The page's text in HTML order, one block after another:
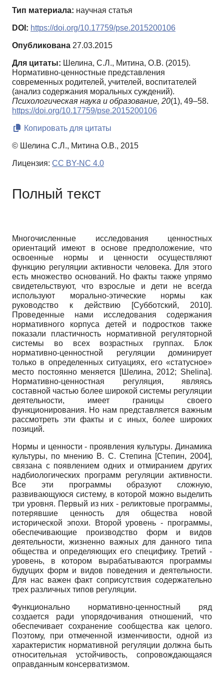
Тип материала: научная статья
DOI: https://doi.org/10.17759/pse.2015200106
Опубликована 27.03.2015
Для цитаты: Шелина, С.Л., Митина, О.В. (2015).
Нормативно-ценностные представления
современных родителей, учителей, воспитателей
(анализ содержания моральных суждений).
Психологическая наука и образование, 20(1), 49–58.
https://doi.org/10.17759/pse.2015200106
Копировать для цитаты
© Шелина С.Л., Митина О.В., 2015
Лицензия: CC BY-NC 4.0
Полный текст
Многочисленные исследования ценностных
ориентаций имеют в основе предположение, что
освоенные нормы и ценности осуществляют
функцию регуляции активности человека. Для этого
есть множество оснований. Но факты также упрямо
свидетельствуют, что взрослые и дети не всегда
используют морально-этические нормы как
руководство к действию
[Субботский, 2010].
Проведенные нами исследования содержания
нормативного корпуса детей и подростков также
показали пластичность нормативной регуляторной
системы во всех возрастных группах. Блок
нормативно-ценностной регуляции доминирует
только в определенных ситуациях, его «статусное»
место постоянно меняется
[Шелина, 2012; Shelina].
Нормативно-ценностная регуляция, являясь
составной частью более широкой системы регуляции
деятельности, имеет границы своего
функционирования. Но нам представляется важным
рассмотреть эти факты и с иных, более широких
позиций.
Нормы и ценности - проявления культуры. Динамика
культуры, по мнению В. С. Степина [Степин, 2004],
связана с появлением одних и отмиранием других
надбиологических программ регуляции активности.
Все эти программы образуют сложную,
развивающуюся систему, в которой можно выделить
три уровня. Первый из них - реликтовые программы,
потерявшие ценность для общества новой
исторической эпохи. Второй уровень - программы,
обеспечивающие производство форм и видов
деятельности, жизненно важных для данного типа
общества и определяющих его специфику. Третий -
уровень, в котором вырабатываются программы
будущих форм и видов поведения и деятельности.
Для нас важен факт соприсутствия содержательно
трех различных типов регуляции.
Функционально нормативно-ценностный ряд
создается ради упорядочивания отношений, что
обеспечивает сохранение сообщества как целого.
Поэтому, при отмеченной изменчивости, одной из
характеристик нормативной регуляции должна быть
относительная устойчивость, сопровождающаяся
оправданным консерватизмом.